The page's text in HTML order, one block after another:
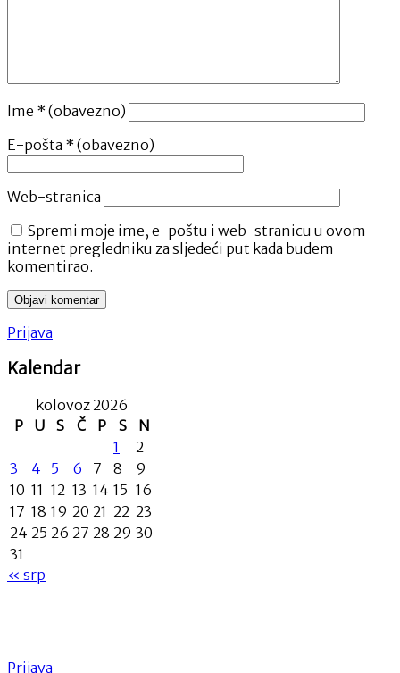
Ime * (obavezno)
E-pošta * (obavezno)
Web-stranica
Spremi moje ime, e-poštu i web-stranicu u ovom
internet pregledniku za sljedeći put kada budem
komentirao.
Prijava
Kalendar
kolovoz 2026
P
U S Č P S
N
1
2
3
4 5 6 7 8
9
10 11 12 13 14 15 16
17 18 19 20 21 22 23
24 25 26 27 28 29 30
31
« srp
Prijava